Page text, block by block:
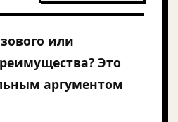
или
Это
аргументом